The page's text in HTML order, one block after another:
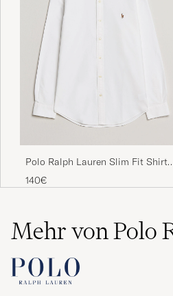
Polo Ralph Lauren Slim Fit Shirt
Oxford White
140€
Mehr von Polo